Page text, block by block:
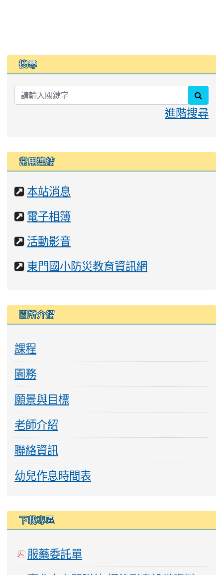
搜尋
進階搜尋
常用連結
網
本站消息
網
電子相簿
網
活動影音
網
東門國小防災教育資訊網
園所介紹
課程
園務
願景與目標
老師介紹
聯絡資訊
幼兒作息時間表
下載專區
服藥委託單